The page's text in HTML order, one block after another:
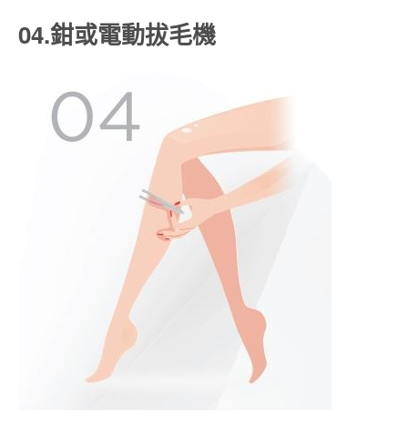
04.鉗或電動拔毛機